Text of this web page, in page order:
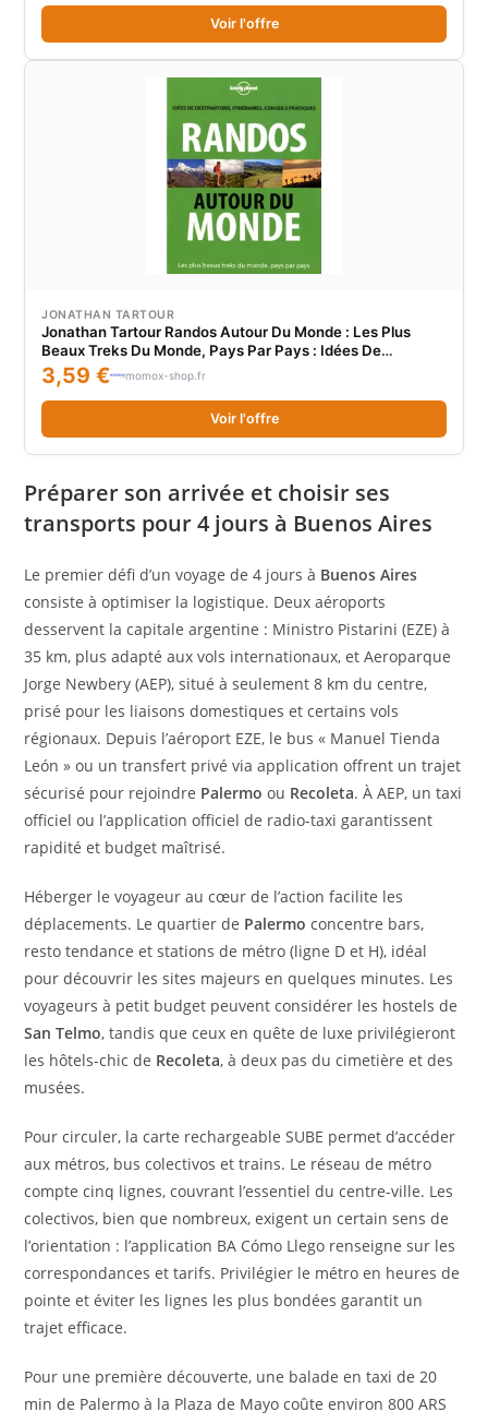
Voir l'offre
JONATHAN TARTOUR
Jonathan Tartour Randos Autour Du Monde : Les Plus
Beaux Treks Du Monde, Pays Par Pays : Idées De
Destinations, Itinéraires, Conseils Pratiques
3,59 € momox-shop.fr
Voir l'offre
Préparer son arrivée et choisir ses
transports pour 4 jours à Buenos Aires
Le premier défi d’un voyage de 4 jours à Buenos Aires
consiste à optimiser la logistique. Deux aéroports
desservent la capitale argentine : Ministro Pistarini (EZE) à
35 km, plus adapté aux vols internationaux, et Aeroparque
Jorge Newbery (AEP), situé à seulement 8 km du centre,
prisé pour les liaisons domestiques et certains vols
régionaux. Depuis l’aéroport EZE, le bus « Manuel Tienda
León » ou un transfert privé via application offrent un trajet
sécurisé pour rejoindre Palermo ou Recoleta. À AEP, un taxi
officiel ou l’application officiel de radio-taxi garantissent
rapidité et budget maîtrisé.
Héberger le voyageur au cœur de l’action facilite les
déplacements. Le quartier de Palermo concentre bars,
resto tendance et stations de métro (ligne D et H), idéal
pour découvrir les sites majeurs en quelques minutes. Les
voyageurs à petit budget peuvent considérer les hostels de
San Telmo, tandis que ceux en quête de luxe privilégieront
les hôtels-chic de Recoleta, à deux pas du cimetière et des
musées.
Pour circuler, la carte rechargeable SUBE permet d’accéder
aux métros, bus colectivos et trains. Le réseau de métro
compte cinq lignes, couvrant l’essentiel du centre-ville. Les
colectivos, bien que nombreux, exigent un certain sens de
l’orientation : l’application BA Cómo Llego renseigne sur les
correspondances et tarifs. Privilégier le métro en heures de
pointe et éviter les lignes les plus bondées garantit un
trajet efficace.
Pour une première découverte, une balade en taxi de 20
min de Palermo à la Plaza de Mayo coûte environ 800 ARS